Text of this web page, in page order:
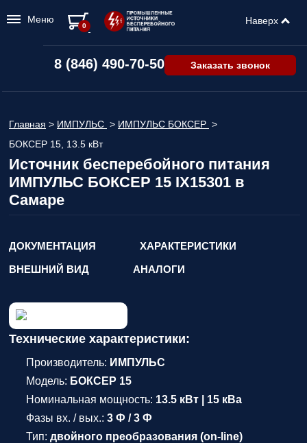
8 (846) 490-70-50 Заказать звонок
Главная > ИМПУЛЬС > ИМПУЛЬС БОКСЕР >
БОКСЕР 15, 13.5 кВт
Источник бесперебойного питания
ИМПУЛЬС БОКСЕР 15 IX15301 в
Самаре
ДОКУМЕНТАЦИЯ
ХАРАКТЕРИСТИКИ
ВНЕШНИЙ ВИД
АНАЛОГИ
Технические характеристики:
Производитель: ИМПУЛЬС
Модель: БОКСЕР 15
Номинальная мощность: 13.5 кВт | 15 кВа
Фазы вх. / вых.: 3 Ф / 3 Ф
Тип: двойного преобразования (on-line)
Меню Наверх
0